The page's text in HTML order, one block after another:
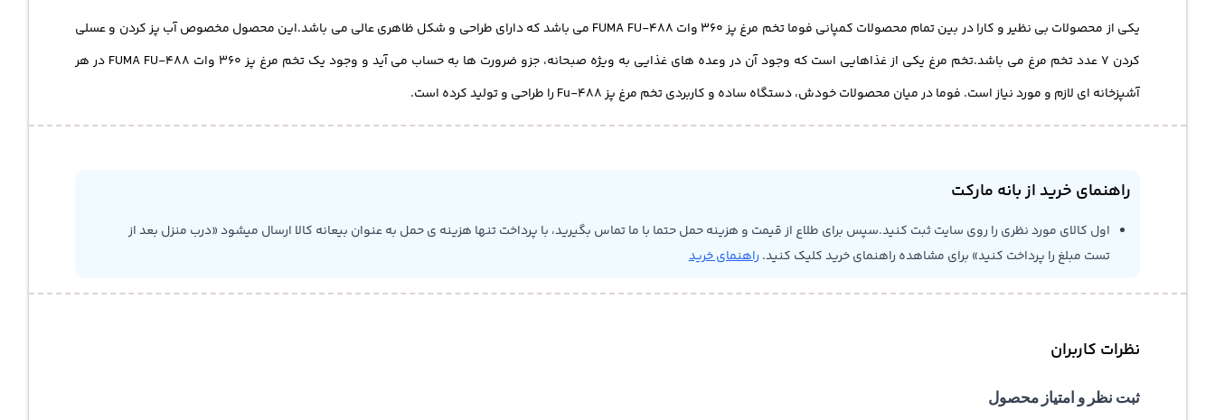
یکی از محصولات بی نظیر و کارا در بین تمام محصولات کمپانی فوماتخم مرغ پز
360 وات FUMA FU-488 می باشد که دارای طراحی و شکل ظاهری عالی می باشد.این محصول مخصوص آب پز کردن و عسلی
کردن 7 عدد تخم مرغ می باشد.تخم مرغ یکی از غذاهایی است که وجود آن در وعده های غذایی به ویژه صبحانه، جزو ضرورت ها به حساب می آید و وجود یک تخم مرغ پز 360 وات FUMA FU-488 در هر
آشپزخانه ای لازم و مورد نیاز است. فوما در میان محصولات خودش، دستگاه ساده و کاربردی تخم مرغ پز Fu-488 را طراحی و تولید کرده است.
راهنمای خرید از بانه مارکت
اول کالای مورد نظری را روی سایت ثبت کنید.سپس برای طلاع از قیمت و هزینه حمل حتما با ما تماس بگیرید، با پرداخت تنها هزینه ی حمل به عنوان بیعانه کالا ارسال میشود «درب منزل بعد از
تست مبلغ را پرداخت کنید» برای مشاهده راهنمای خرید کلیک کنید. راهنمای خرید
نظرات کاربران
ثبت نظر و امتیاز محصول